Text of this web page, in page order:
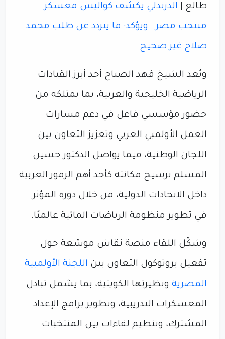
طالع | الدرندلي يكشف كواليس معسكر
منتخب مصر.. ويؤكد: ما يتردد عن طلب محمد
صلاح غير صحيح
ويُعد الشيخ فهد الصباح أحد أبرز القيادات
الرياضية الخليجية والعربية، بما يمتلكه من
حضور مؤسسي فاعل في دعم مسارات
العمل الأولمبي العربي وتعزيز التعاون بين
اللجان الوطنية، فيما يواصل الدكتور حسين
المسلم ترسيخ مكانته كأحد أهم الرموز العربية
داخل الاتحادات الدولية، من خلال دوره المؤثر
في تطوير منظومة الرياضات المائية عالميًا.
وشكّل اللقاء منصة نقاش موسّعة حول
تفعيل بروتوكول التعاون بين اللجنة الأولمبية
المصرية ونظيرتها الكويتية، بما يشمل تبادل
المعسكرات التدريبية، وتطوير برامج الإعداد
المشترك، وتنظيم لقاءات بين المنتخبات